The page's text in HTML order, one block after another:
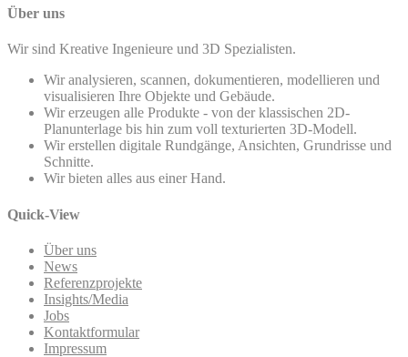
Über uns
Wir sind Kreative Ingenieure und 3D Spezialisten.
Wir analysieren, scannen, dokumentieren, modellieren und
visualisieren Ihre Objekte und Gebäude.
Wir erzeugen alle Produkte - von der klassischen 2D-
Planunterlage bis hin zum voll texturierten 3D-Modell.
Wir erstellen digitale Rundgänge, Ansichten, Grundrisse und
Schnitte.
Wir bieten alles aus einer Hand.
Quick-View
Über uns
News
Referenzprojekte
Insights/Media
Jobs
Kontaktformular
Impressum